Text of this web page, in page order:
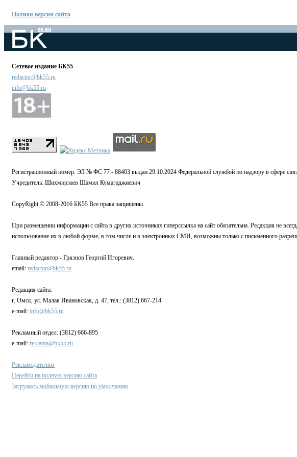
Полная версия сайта
Сетевое издание БК55
redactor@bk55.ru
info@bk55.ru
Регистрационный номер: ЭЛ № ФС 77 - 88403 выдан 29.10.2024 Федеральной службой по надзору в сфере
Учредитель: Шихмирзаев Шамил Кумагаджиевич
CopyRight © 2008-2016 БК55 Все права защищены.
При размещении информации с сайта в других источниках гиперссылка на сайт обязательна. Редакция не
использование их в любой форме, в том числе и в электронных СМИ, возможны только с письменного
Главный редактор - Грязнов Георгий Игоревич.
email: redactor@bk55.ru
Редакция сайта:
г. Омск, ул. Малая Ивановская, д. 47, тел.: (3812) 667-214
e-mail: info@bk55.ru
Рекламный отдел: (3812) 666-895
e-mail: reklama@bk55.ru
Рекламодателям
Перейти на полную версию сайта
Загружать мобильную версию по умолчанию